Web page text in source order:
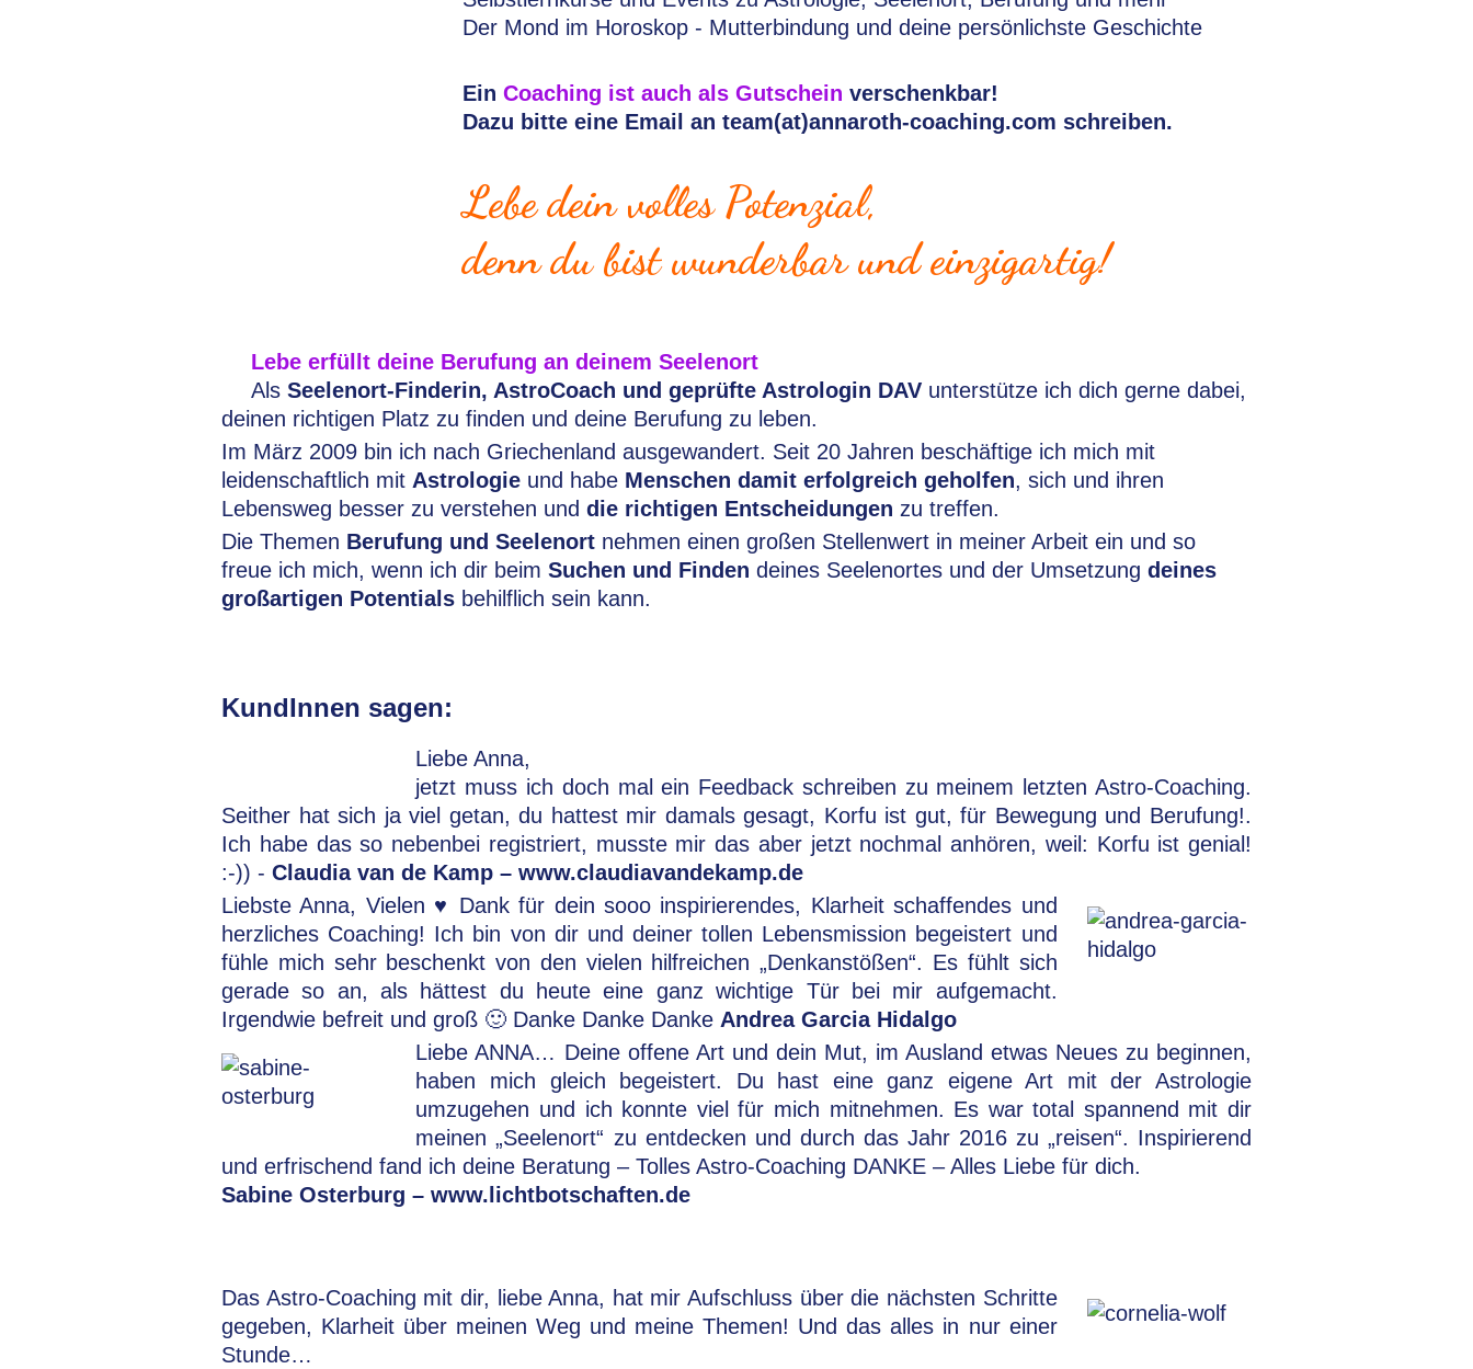
Der Mond im Horoskop - Mutterbindung und deine persönlichste Geschichte
Ein Coaching ist auch als Gutschein verschenkbar!
Dazu bitte eine Email an team(at)annaroth-coaching.com schreiben.
Lebe dein volles Potenzial,
denn du bist wunderbar und einzigartig!
Lebe erfüllt deine Berufung an deinem Seelenort
AlsSeelenort-Finderin, AstroCoach und geprüfte Astrologin DAV unterstütze ich dich gerne dabei,
deinen richtigen Platz zu finden und deine Berufung zu leben.
Im März 2009 bin ich nach Griechenland ausgewandert. Seit 20 Jahren beschäftige ich mich mit
leidenschaftlich mit Astrologie und habe Menschen damit erfolgreich geholfen, sich und ihren
Lebensweg besser zu verstehen und die richtigen Entscheidungen zu treffen.
Die Themen Berufung und Seelenort nehmen einen großen Stellenwert in meiner Arbeit ein und so
freue ich mich, wenn ich dir beim Suchen und Finden deines Seelenortes und der Umsetzung deines
großartigen Potentials behilflich sein kann.
KundInnen sagen:
Liebe Anna,
jetzt muss ich doch mal ein Feedback schreiben zu meinem letzten Astro-Coaching.
Seither hat sich ja viel getan, du hattest mir damals gesagt, Korfu ist gut, für Bewegung und Berufung!.
Ich habe das so nebenbei registriert, musste mir das aber jetzt nochmal anhören, weil: Korfu ist genial!
:-)) - Claudia van de Kamp – www.claudiavandekamp.de
Liebste Anna, Vielen ♥ Dank für dein sooo inspirierendes, Klarheit schaffendes und
herzliches Coaching! Ich bin von dir und deiner tollen Lebensmission begeistert und
fühle mich sehr beschenkt von den vielen hilfreichen „Denkanstößen“. Es fühlt sich
gerade so an, als hättest du heute eine ganz wichtige Tür bei mir aufgemacht.
Irgendwie befreit und groß 🙂 Danke Danke Danke Andrea Garcia Hidalgo
Liebe ANNA… Deine offene Art und dein Mut, im Ausland etwas Neues zu beginnen,
haben mich gleich begeistert. Du hast eine ganz eigene Art mit der Astrologie
umzugehen und ich konnte viel für mich mitnehmen. Es war total spannend mit dir
meinen „Seelenort“ zu entdecken und durch das Jahr 2016 zu „reisen“. Inspirierend
und erfrischend fand ich deine Beratung – Tolles Astro-Coaching DANKE – Alles Liebe für dich.
Sabine Osterburg – www.lichtbotschaften.de
Das Astro-Coaching mit dir, liebe Anna, hat mir Aufschluss über die nächsten Schritte
gegeben, Klarheit über meinen Weg und meine Themen! Und das alles in nur einer
Stunde…